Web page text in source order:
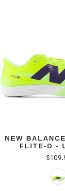
NEW
FLITE-D -